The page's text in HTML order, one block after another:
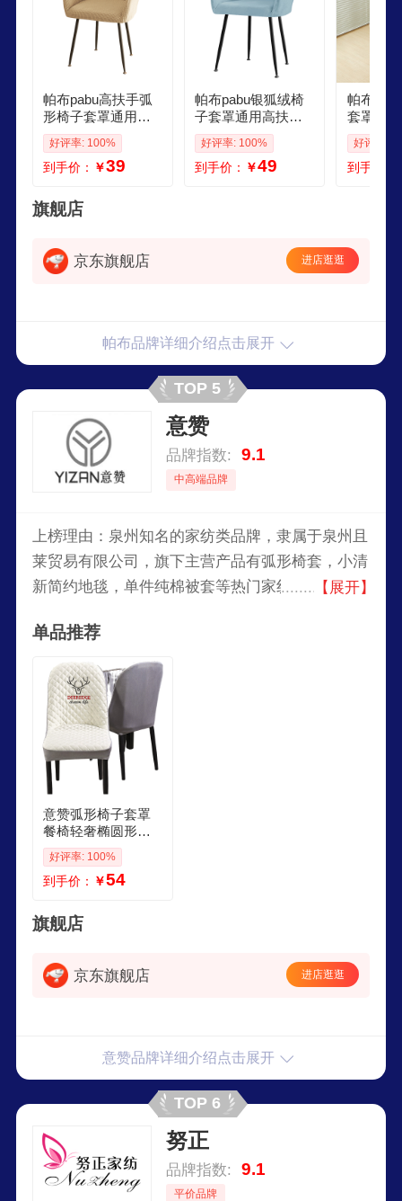
帕布pabu高扶手弧
形椅子套罩通用座
椅套防滑餐椅座套
家用椅套单人沙发
套 玉米绒松石绿 一
好评率: 100%
到手价： ￥39
帕布pabu银狐绒椅
子套罩通用高扶手
弧形椅子专用椅套
家用餐椅套座椅保
护套 银狐绒米灰 一
好评率: 100%
到手价： ￥49
帕布
套罩带
款餐桌
一体通
套罩 玉
好评率:
到手价：
旗舰店
京东旗舰店 进店逛逛
帕布品牌详细介绍点击展开
TOP 5
意赞
品牌指数: 9.1
中高端品牌
上榜理由：泉州知名的家纺类品牌，隶属于泉州且
莱贸易有限公司，旗下主营产品有弧形椅套，小清
新简约地毯，单件纯棉被套等热门家纺产品，经过
【展开】
单品推荐
意赞弧形椅子套罩
餐椅轻奢椭圆形餐
桌布现代加厚家用
凳子餐椅套防滑 弧
形鹿缘橘色 浅弧形1
好评率: 100%
到手价： ￥54
旗舰店
京东旗舰店 进店逛逛
意赞品牌详细介绍点击展开
TOP 6
努正
品牌指数: 9.1
平价品牌